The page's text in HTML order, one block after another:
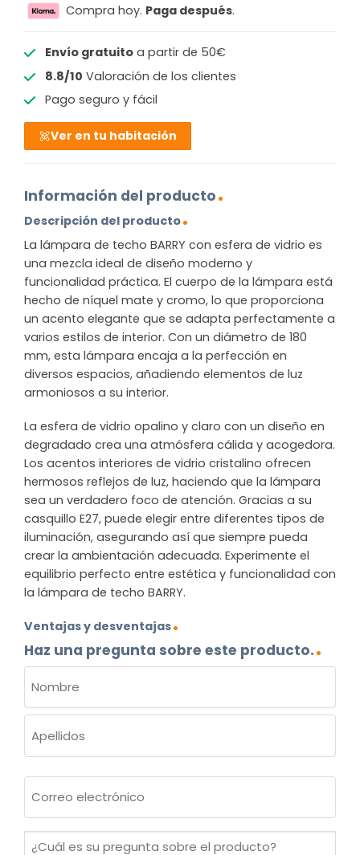
Compra hoy. Paga después.
Envío gratuitoa partir de 50€
8.8/10 Valoración de los clientes
Pago seguro y fácil
Ver en tu habitación
Información del producto
Descripción del producto
La lámpara de techo BARRY con esfera de vidrio es
una mezcla ideal de diseño moderno y
funcionalidad práctica. El cuerpo de la lámpara está
hecho de níquel mate y cromo, lo que proporciona
un acento elegante que se adapta perfectamente a
varios estilos de interior. Con un diámetro de 180
mm, esta lámpara encaja a la perfección en
diversos espacios, añadiendo elementos de luz
armoniosos a su interior.
La esfera de vidrio opalino y claro con un diseño en
degradado crea una atmósfera cálida y acogedora.
Los acentos interiores de vidrio cristalino ofrecen
hermosos reflejos de luz, haciendo que la lámpara
sea un verdadero foco de atención. Gracias a su
casquillo E27, puede elegir entre diferentes tipos de
iluminación, asegurando así que siempre pueda
crear la ambientación adecuada. Experimente el
equilibrio perfecto entre estética y funcionalidad con
la lámpara de techo BARRY.
Ventajas y desventajas
Haz una pregunta sobre este producto.
(OBLIGATORIO)
Nombre
electrónico
¿Cuál